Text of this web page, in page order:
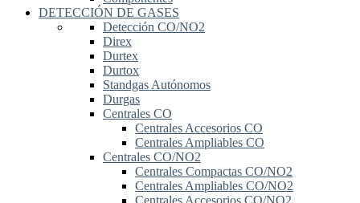
DETECCIÓN DE GASES
Detección CO/NO2
Direx
Durtex
Durtox
Standgas Autónomos
Durgas
Centrales CO
Centrales Accesorios CO
Centrales Ampliables CO
Centrales CO/NO2
Centrales Compactas CO/NO2
Centrales Ampliables CO/NO2
Centrales Accesorios CO/NO2